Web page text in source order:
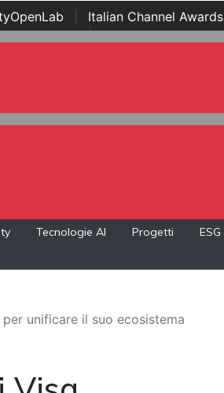
Italian Channel Awards
Awards | ...
Tecnologie AI Progetti ESG
unificare il suo ecosistema